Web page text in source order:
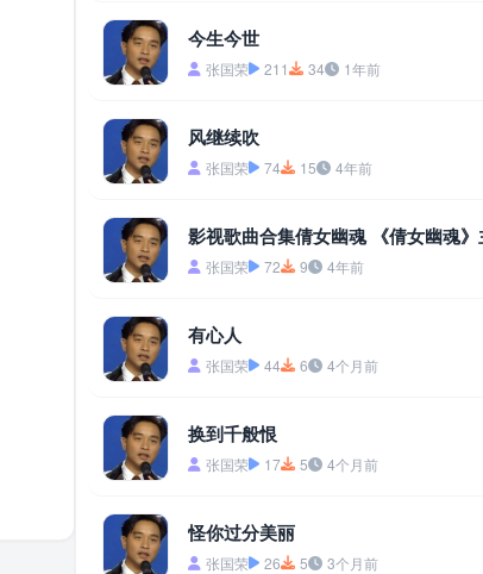
今生今世
张国荣 211 34 1年前
风继续吹
张国荣 74 15 4年前
影视歌曲合集倩女幽魂 《倩女幽魂》
张国荣 72 9 4年前
有心人
张国荣 44 6 4个月前
换到千般恨
张国荣 17 5 4个月前
怪你过分美丽
张国荣 26 5 3个月前